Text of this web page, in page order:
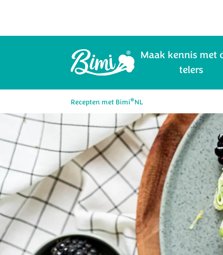
Maak kennis met
telers
Recepten met Bimi®NL